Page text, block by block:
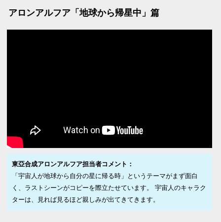
アロンアルフア「地球から帰星中」篇
東亞合成アロンアルフア担当者コメント：
「宇宙人が地球から自分の星に帰る時」というテーマがまず面白
く、ラストシーンがコピーを際立たせています。 宇宙人のキャラク
ターは、見れば見るほど親しみが出てきてきます。